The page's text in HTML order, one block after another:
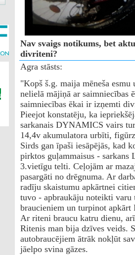
Nav svaigs notikums, bet
divriteni?
Agra stāsts:
"Kopš š.g. maija mēneša
nelielā mājiņā ar saimniecības
saimniecības ēkai ir izņemti
Pieejot konstatēju, ka
sarkanais DYNAMICS vairs
14,4v akumulatora urbīti,
Sirds gan īpaši iesāpējās, kad
pirktos guļammaisus - sarkans
3.vietīgu telti. Ceļojām ar
pasargāti no drēgnuma. Ar
radīju skaistumu apkārtnei
tuvo - apbraukāju noteikti
braucieniem un turpinot
Ar riteni braucu katru dienu,
Ritenis man bija dzīves veids.
autobraucējiem ātrāk nokļūt
jāelpo svina gāzes.